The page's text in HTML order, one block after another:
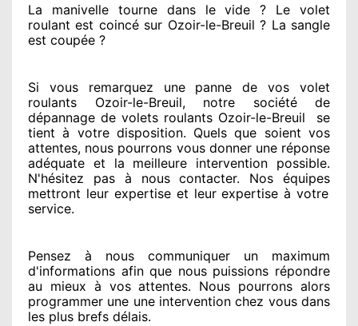
La manivelle tourne dans le vide ? Le volet
roulant est coincésur Ozoir-le-Breuil ? La sangle
est coupée ?
Si vous remarquez une panne de vos volet
roulants Ozoir-le-Breuil, notre sociétéde
dépannage de volets roulants Ozoir-le-Breuil
se
tient à votre disposition. Quels que soient vos
attentes, nous pourrons vous donnerune réponse
adéquate et la meilleure intervention possible.
N'hésitez pas à nous contacter. Nos équipes
mettront leur expertiseet leur expertise à votre
service.
Pensez à nous communiquer un maximum
d'informations afin que nous puissions répondre
au mieux à vos attentes. Nous pourrons alors
programmer une une intervention chez vousdans
les plus brefs délais.